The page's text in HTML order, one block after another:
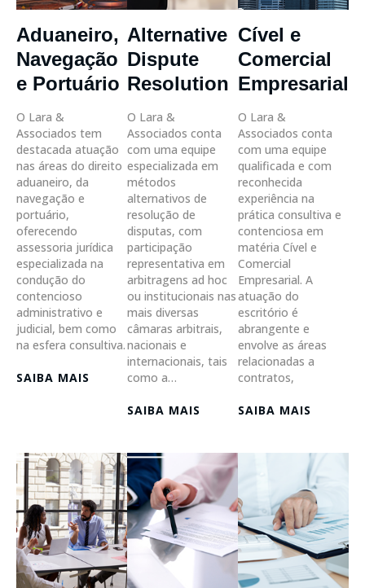
Aduaneiro,
Navegação
e Portuário
O Lara &
Associados tem
destacada atuação
nas áreas do direito
aduaneiro, da
navegação e
portuário,
oferecendo
assessoria jurídica
especializada na
condução do
contencioso
administrativo e
judicial, bem como
na esfera consultiva.
SAIBA MAIS
Alternative
Dispute
Resolution
O Lara &
Associados conta
com uma equipe
especializada em
métodos
alternativos de
resolução de
disputas, com
participação
representativa em
arbitragens ad hoc
ou institucionais nas
mais diversas
câmaras arbitrais,
nacionais e
internacionais, tais
como a…
SAIBA MAIS
Cível e
Comercial
Empresarial
O Lara &
Associados conta
com uma equipe
qualificada e com
reconhecida
experiência na
prática consultiva e
contenciosa em
matéria Cível e
Comercial
Empresarial. A
atuação do
escritório é
abrangente e
envolve as áreas
relacionadas a
contratos,
SAIBA MAIS